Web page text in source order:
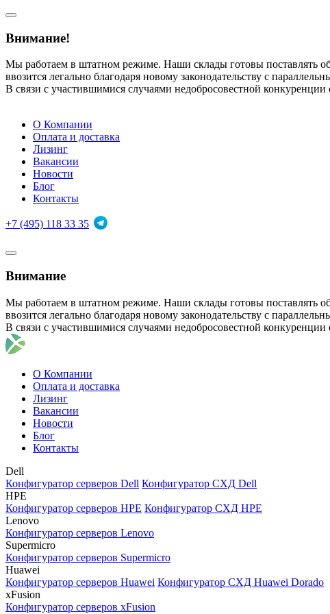
Внимание!
Мы работаем в штатном режиме. Наши склады готовы поставлять
ввозится легально благодаря новому законодательству с
В связи с участившимися случаями недобросовестной
О Компании
Оплата и доставка
Лизинг
Вакансии
Новости
Блог
Контакты
+7 (495) 118 33 35
Внимание
Мы работаем в штатном режиме. Наши склады готовы поставлять
ввозится легально благодаря новому законодательству с
В связи с участившимися случаями недобросовестной
О Компании
Оплата и доставка
Лизинг
Вакансии
Новости
Блог
Контакты
Dell
Конфигуратор серверов Dell Конфигуратор СХД Dell
HPE
Конфигуратор серверов HPE Конфигуратор СХД HPE
Lenovo
Конфигуратор серверов Lenovo
Supermicro
Конфигуратор серверов Supermicro
Huawei
Конфигуратор серверов Huawei Конфигуратор СХД Huawei Dorado
xFusion
Конфигуратор серверов xFusion